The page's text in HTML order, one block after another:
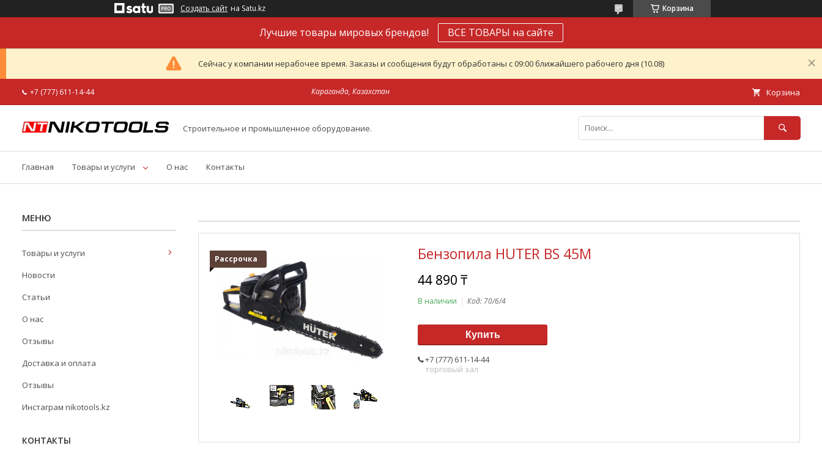
Создать сайт на Satu.kz Корзина
Лучшие товары мировых брендов! ВСЕ ТОВАРЫ на сайте
Сейчас у компании нерабочее время. Заказы и сообщения будут обработаны с 09:00 ближайшего рабочего дня (10.08)
+7 (777) 611-14-44 Караганда, Казахстан Корзина
Строительное и промышленное оборудование.
Главная Товары и услуги О нас Контакты
Рассрочка Бензопила HUTER BS 45М
44 890 ₸
В наличии Код: 70/6/4
Купить
+7 (777) 611-14-44
торговый зал
Товары и услуги
Новости
Статьи
О нас
Отзывы
Доставка и оплата
Отзывы
Инстаграм nikotools.kz
КОНТАКТЫ